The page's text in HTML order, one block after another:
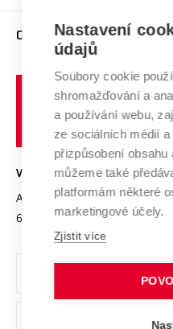
E-přihláška
Závěrečné práce
Doktorské studium
Studium bez bariér
Podpora podnikání
Mezinárodní vědecká rada
Systém zajišťování kvality
Výzkumné infrastruktury
Transfer znalostí
Open Science
Projekty
Projekty ze strukturálních
Specifický výzkum
Firemní spolupráce
Zahraniční spolupráce
Spolupráce se školami
Mezinárodní dohody
Univerzitní sítě
O UNIVERZITĚ
Profil univerzity
Udržitelná univerzita
Podnikavá univerzita /
Bezpečná univerzita
Vyznamenání
Organizační struktura
Ochrana osobních údajů
VYSOKÉ UČENÍ TECHNICKÉ
Antonínská 548/1
602 00 Brno
Nastavení
údajů
Soubory cookie
shromažďování a
a používání webu,
ze sociálních médií
přizpůsobení obsahu
můžeme také
platformám některé
marketingové účely.
Zjistit více